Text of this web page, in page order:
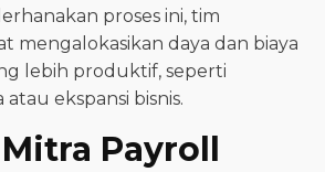
proses ini, tim
mengalokasikan daya dan biaya
lebih produktif, seperti
ekspansi bisnis.
Payroll